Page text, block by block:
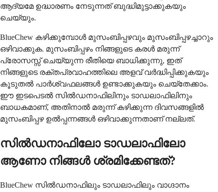
ആദ്യമേ ഉദ്ധാരണം നേടുന്നത് ബുദ്ധിമുട്ടാക്കുകയും
ചെയ്യും.
BlueChew കഴിക്കുമ്പോൾ മുസംബിപ്പഴവും മുസംബിപ്പഴച്ചാറും
ഒഴിവാക്കുക. മുസംബിപ്പഴം നിങ്ങളുടെ കരൾ മരുന്ന്
പ്രോസസ്സ് ചെയ്യുന്ന രീതിയെ ബാധിക്കുന്നു, ഇത്
നിങ്ങളുടെ രക്തപ്രവാഹത്തിലെ അളവ് വർദ്ധിപ്പിക്കുകയും
കൂടുതൽ പാർശ്വഫലങ്ങൾ ഉണ്ടാക്കുകയും ചെയ്തേക്കാം.
ഈ ഇടപെടൽ സിൽഡനാഫിലിനും ടാഡലാഫിലിനും
ബാധകമാണ്, അതിനാൽ മരുന്ന് കഴിക്കുന്ന ദിവസങ്ങളിൽ
മുസംബിപ്പഴ ഉൽപ്പന്നങ്ങൾ ഒഴിവാക്കുന്നതാണ് നല്ലത്.
സിൽഡനാഫിലോ ടാഡലാഫിലോ
ആണോ നിങ്ങൾ ശ്രമിക്കേണ്ടത്?
BlueChew സിൽഡനാഫിലും ടാഡലാഫിലും വാഗ്ദാനം